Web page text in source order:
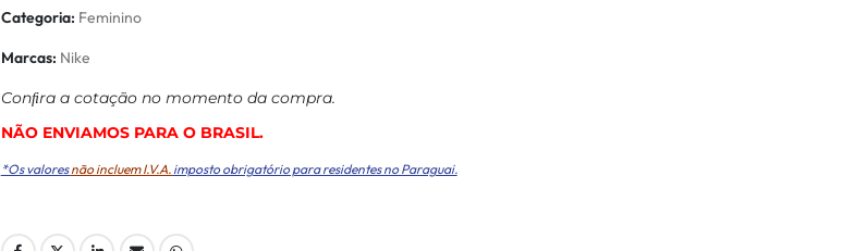
Categoria: Feminino
Marcas: Nike
Conﬁra a cotação no momento da compra.
NÃO ENVIAMOS PARA O BRASIL.
*Os valoresnão incluem I.V.A. imposto obrigatório para residentes no Paraguai.